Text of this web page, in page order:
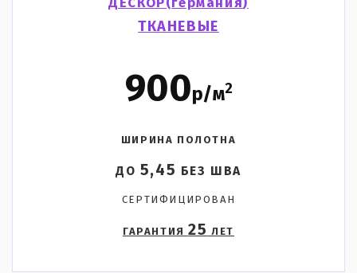
ДЕСКОР( германия)
ТКАНЕВЫЕ
900р/м2
ШИРИНА ПОЛОТНА
ДО 5,45 БЕЗ ШВА
СЕРТИФИЦИРОВАН
ГАРАНТИЯ25 ЛЕТ